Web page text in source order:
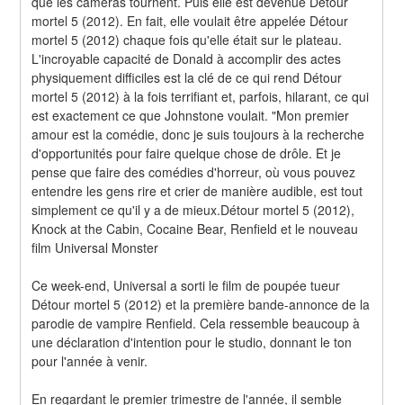
mortel 5 (2012). En fait, elle voulait être appelée Détour
mortel 5 (2012) chaque fois qu'elle était sur le plateau.
L'incroyable capacité de Donald à accomplir des actes
physiquement difficiles est la clé de ce qui rend Détour
mortel 5 (2012) à la fois terrifiant et, parfois, hilarant, ce qui
est exactement ce que Johnstone voulait. "Mon premier
amour est la comédie, donc je suis toujours à la recherche
d'opportunités pour faire quelque chose de drôle. Et je
pense que faire des comédies d'horreur, où vous pouvez
entendre les gens rire et crier de manière audible, est tout
simplement ce qu'il y a de mieux.Détour mortel 5 (2012),
Knock at the Cabin, Cocaine Bear, Renfield et le nouveau
film Universal Monster
Ce week-end, Universal a sorti le film de poupée tueur
Détour mortel 5 (2012) et la première bande-annonce de la
parodie de vampire Renfield. Cela ressemble beaucoup à
une déclaration d'intention pour le studio, donnant le ton
pour l'année à venir.
En regardant le premier trimestre de l'année, il semble